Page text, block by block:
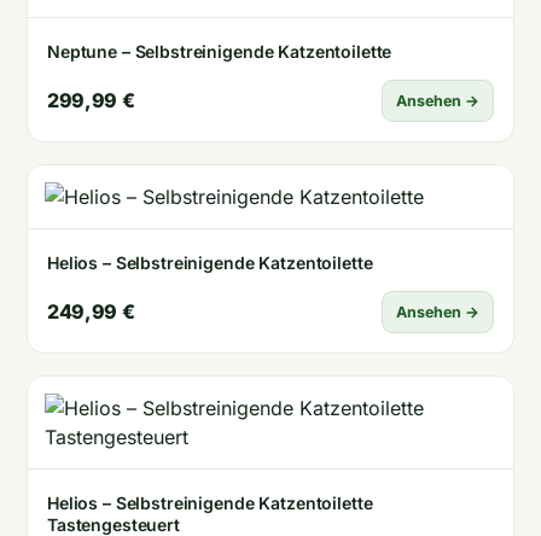
Neptune – Selbstreinigende Katzentoilette
299,99 € Ansehen →
Helios – Selbstreinigende Katzentoilette
249,99 € Ansehen →
Helios – Selbstreinigende Katzentoilette
Tastengesteuert